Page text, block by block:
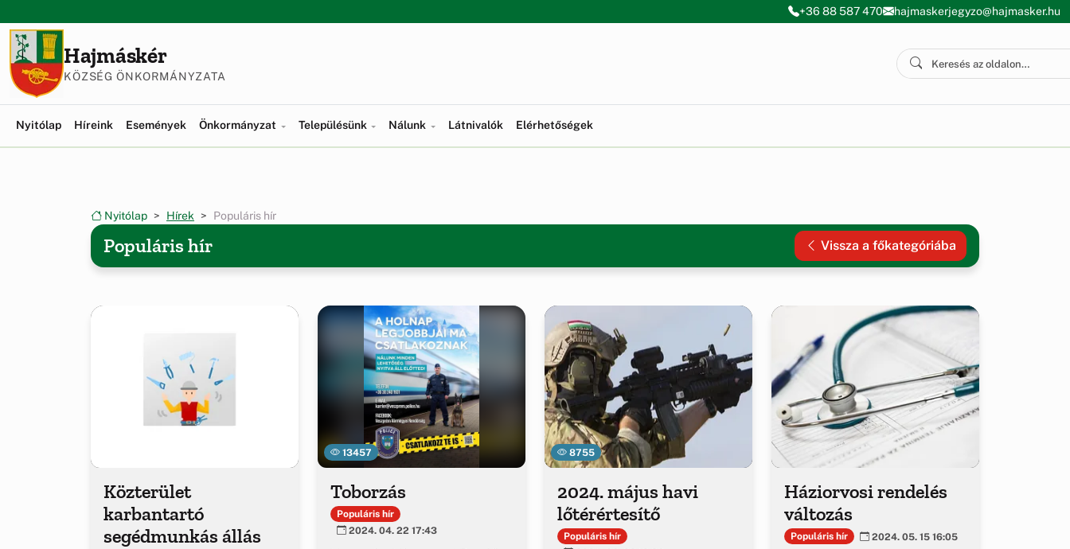
+36 88 587 470 hajmaskerjegyzo@hajmasker.hu
Hajmáskér
KÖZSÉG ÖNKORMÁNYZATA
Nyitólap Híreink Események Önkormányzat Településünk Nálunk Látnivalók Elérhetőségek
Nyitólap Hírek Populáris hír
Populáris hír Vissza a főkategóriába
Közterület
karbantartó
segédmunkás állás
13457
Toborzás
Populáris hír
2024. 04. 22 17:43
8755
2024. május havi
lőtérértesítő
Populáris hír
Háziorvosi rendelés
változás
Populáris hír 2024. 05. 15 16:05